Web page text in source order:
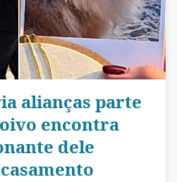
alianças parte
encontra
dele